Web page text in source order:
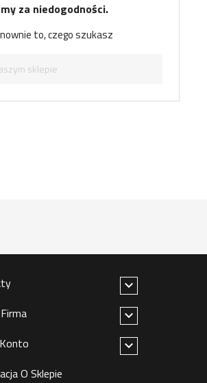
za niedogodności.
to, czego szukasz



O Sklepie